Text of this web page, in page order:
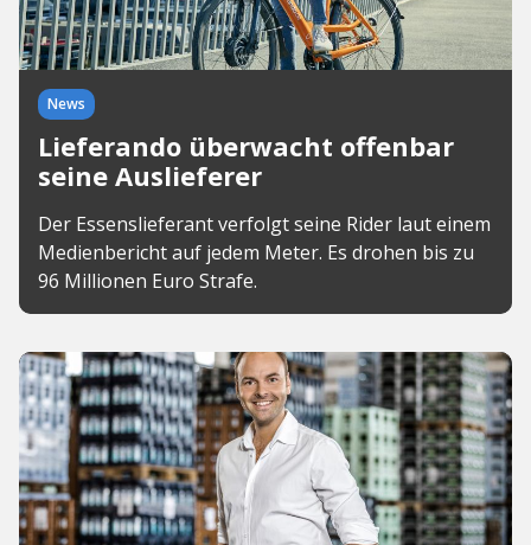
News
Lieferando überwacht offenbar
seine Auslieferer
Der Essenslieferant verfolgt seine Rider laut einem
Medienbericht auf jedem Meter. Es drohen bis zu
96 Millionen Euro Strafe.